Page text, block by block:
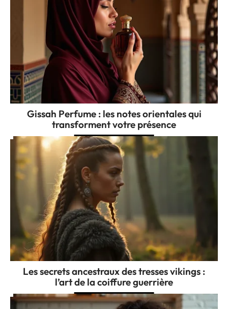
Gissah Perfume : les notes orientales qui
transforment votre présence
Les secrets ancestraux des tresses vikings :
l’art de la coiffure guerrière